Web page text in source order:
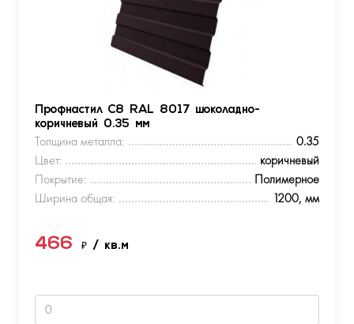
Профнастил С8 RAL 8017 шоколадно-
коричневый 0.35 мм
Толщина металла:
0.35
Цвет:
коричневый
Покрытие:
Полимерное
Ширина общая:
1200, мм
466 ₽ / кв.м